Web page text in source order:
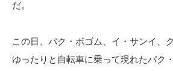
だ。
この日、パク・ボゴム、イ・サンイ、
ゆったりと自転車に乗って現れたパク